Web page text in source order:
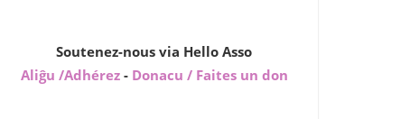
Soutenez-nous via Hello Asso
Aliĝu /Adhérez - Donacu / Faites un don